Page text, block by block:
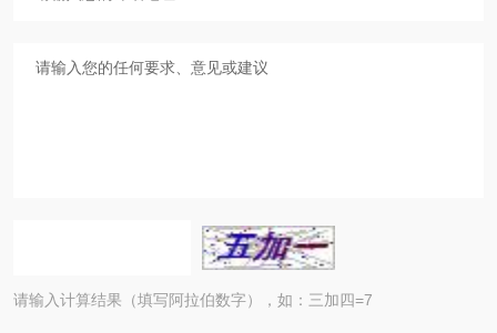
请输入计算结果（填写阿拉伯数字），如：三加四=7